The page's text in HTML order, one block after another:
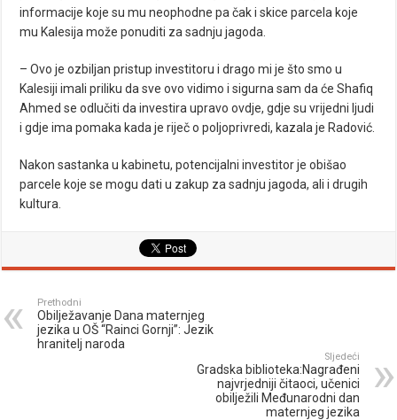
informacije koje su mu neophodne pa čak i skice parcela koje
mu Kalesija može ponuditi za sadnju jagoda.
– Ovo je ozbiljan pristup investitoru i drago mi je što smo u
Kalesiji imali priliku da sve ovo vidimo i sigurna sam da će Shafiq
Ahmed se odlučiti da investira upravo ovdje, gdje su vrijedni ljudi
i gdje ima pomaka kada je riječ o poljoprivredi, kazala je Radović.
Nakon sastanka u kabinetu, potencijalni investitor je obišao
parcele koje se mogu dati u zakup za sadnju jagoda, ali i drugih
kultura.
Prethodni
Obilježavanje Dana maternjeg
jezika u OŠ “Rainci Gornji”: Jezik
hranitelj naroda
Sljedeći
Gradska biblioteka:Nagrađeni
najvrjedniji čitaoci, učenici
obilježili Međunarodni dan
maternjeg jezika